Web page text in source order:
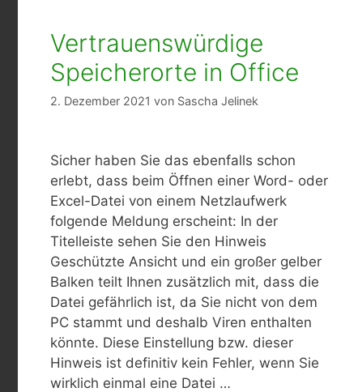
Vertrauenswürdige
Speicherorte in Office
2. Dezember 2021 von Sascha Jelinek
Sicher haben Sie das ebenfalls schon
erlebt, dass beim Öffnen einer Word- oder
Excel-Datei von einem Netzlaufwerk
folgende Meldung erscheint: In der
Titelleiste sehen Sie den Hinweis
Geschützte Ansicht und ein großer gelber
Balken teilt Ihnen zusätzlich mit, dass die
Datei gefährlich ist, da Sie nicht von dem
PC stammt und deshalb Viren enthalten
könnte. Diese Einstellung bzw. dieser
Hinweis ist definitiv kein Fehler, wenn Sie
wirklich einmal eine Datei …